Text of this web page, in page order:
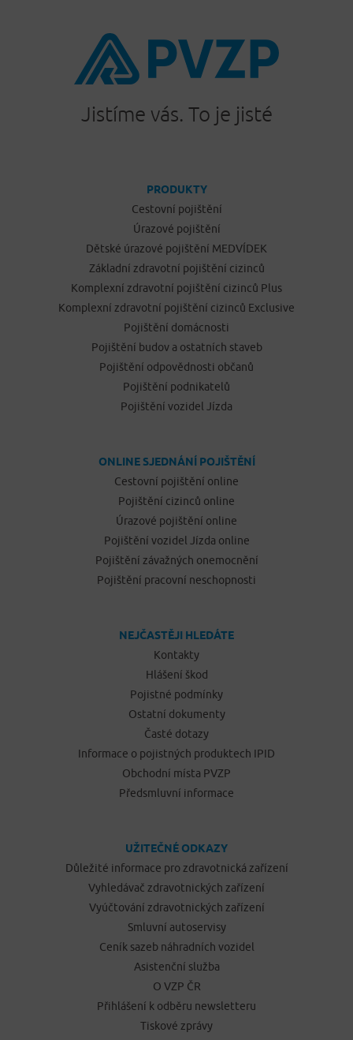
Jistíme vás. To je jisté
PRODUKTY
Cestovní pojištění
Úrazové pojištění
Dětské úrazové pojištění MEDVÍDEK
Základní zdravotní pojištění cizinců
Komplexní zdravotní pojištění cizinců Plus
Komplexní zdravotní pojištění cizinců Exclusive
Pojištění domácnosti
Pojištění budov a ostatních staveb
Pojištění odpovědnosti občanů
Pojištění podnikatelů
Pojištění vozidel Jízda
ONLINE SJEDNÁNÍ POJIŠTĚNÍ
Cestovní pojištění online
Pojištění cizinců online
Úrazové pojištění online
Pojištění vozidel Jízda online
Pojištění závažných onemocnění
Pojištění pracovní neschopnosti
NEJČASTĚJI HLEDÁTE
Kontakty
Hlášení škod
Pojistné podmínky
Ostatní dokumenty
Časté dotazy
Informace o pojistných produktech IPID
Obchodní místa PVZP
Předsmluvní informace
UŽITEČNÉ ODKAZY
Důležité informace pro zdravotnická zařízení
Vyhledávač zdravotnických zařízení
Vyúčtování zdravotnických zařízení
Smluvní autoservisy
Ceník sazeb náhradních vozidel
Asistenční služba
O VZP ČR
Přihlášení k odběru newsletteru
Tiskové zprávy